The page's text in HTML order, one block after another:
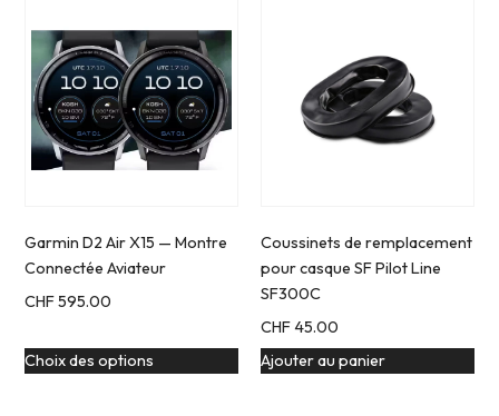
Garmin D2 Air X15 — Montre
Connectée Aviateur
CHF595.00
Choix des options
Coussinets de remplacement
pour casque SF Pilot Line
SF300C
CHF45.00
Ajouter au panier